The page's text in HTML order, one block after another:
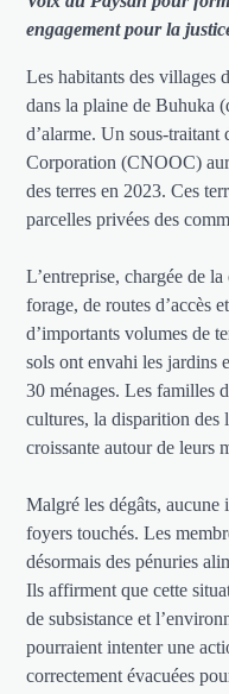
engagement pour la
Les habitants des villages
dans la plaine de Buhuka
d’alarme. Un sous-
Corporation (CNOOC)
des terres en 2023. Ces
parcelles privées des
L’entreprise, chargée de
forage, de routes d’accès
d’importants volumes de
sols ont envahi les jardins
30 ménages. Les familles
cultures, la disparition des
croissante autour de leurs
Malgré les dégâts, aucune
foyers touchés. Les
désormais des pénuries
Ils affirment que cette
de subsistance et
pourraient intenter une
correctement évacuées